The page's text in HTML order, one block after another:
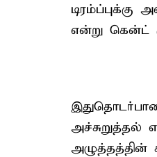
என்று கென்ட்
அச்சுறுத்தல்